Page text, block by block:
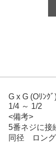
G x G (Oﾘﾝｸﾞ
1/4 ～ 1/2
<備考>
5番ネジに
同径 ロング